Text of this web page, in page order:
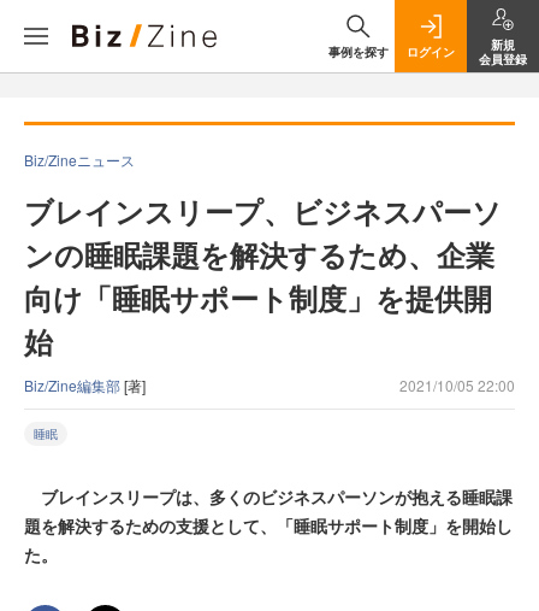
事例を探す ログイン
新規
会員登録
Biz/Zineニュース
ブレインスリープ、ビジネスパーソ
ンの睡眠課題を解決するため、企業
向け「睡眠サポート制度」を提供開
始
Biz/Zine編集部[著] 2021/10/05 22:00
睡眠
ブレインスリープは、多くのビジネスパーソンが抱える睡眠課
題を解決するための支援として、「睡眠サポート制度」を開始し
た。